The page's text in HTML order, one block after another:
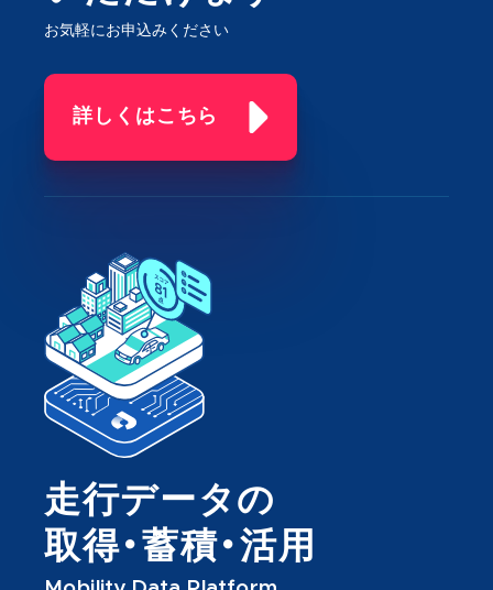
お気軽にお申込みください
詳しくはこちら
走行データの
取得・蓄積・活用